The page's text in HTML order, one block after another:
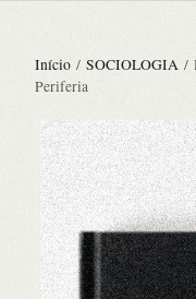
Início / SOCIOLOGIA /
Periferia